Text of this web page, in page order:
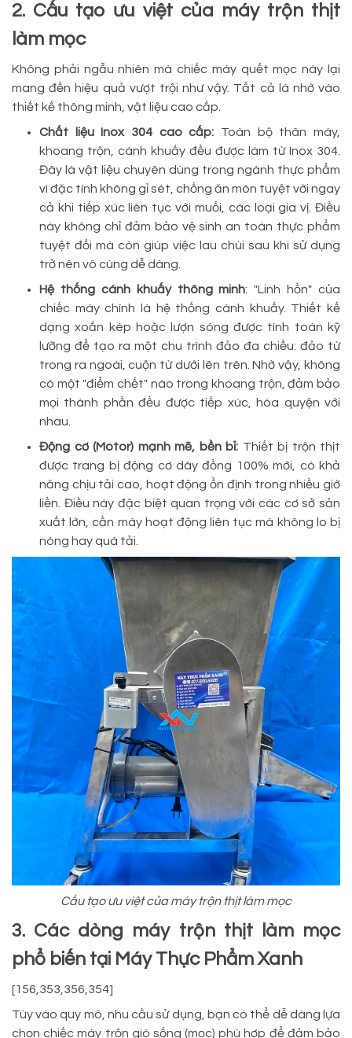
2. Cấu tạo ưu việt của máy trộn thịt
làm mọc
Không phải ngẫu nhiên mà chiếc máy quết mọc này lại
mang đến hiệu quả vượt trội như vậy. Tất cả là nhờ vào
thiết kế thông minh, vật liệu cao cấp.
Chất liệu Inox 304 cao cấp: Toàn bộ thân máy,
khoang trộn, cánh khuấy đều được làm từ Inox 304.
Đây là vật liệu chuyên dùng trong ngành thực phẩm
vì đặc tính không gỉ sét, chống ăn mòn tuyệt vời ngay
cả khi tiếp xúc liên tục với muối, các loại gia vị. Điều
này không chỉ đảm bảo vệ sinh an toàn thực phẩm
tuyệt đối mà còn giúp việc lau chùi sau khi sử dụng
trở nên vô cùng dễ dàng.
Hệ thống cánh khuấy thông minh: "Linh hồn" của
chiếc máy chính là hệ thống cánh khuấy. Thiết kế
dạng xoắn kép hoặc lượn sóng được tính toán kỹ
lưỡng để tạo ra một chu trình đảo đa chiều: đảo từ
trong ra ngoài, cuộn từ dưới lên trên. Nhờ vậy, không
có một "điểm chết" nào trong khoang trộn, đảm bảo
mọi thành phần đều được tiếp xúc, hòa quyện với
nhau.
Động cơ (Motor) mạnh mẽ, bền bỉ: Thiết bị trộn thịt
được trang bị động cơ dây đồng 100% mới, có khả
năng chịu tải cao, hoạt động ổn định trong nhiều giờ
liền. Điều này đặc biệt quan trọng với các cơ sở sản
xuất lớn, cần máy hoạt động liên tục mà không lo bị
nóng hay quá tải.
Cấu tạo ưu việt của máy trộn thịt làm mọc
3. Các dòng máy trộn thịt làm mọc
phổ biến tại Máy Thực Phẩm Xanh
[156,353,356,354]
Tùy vào quy mô, nhu cầu sử dụng, bạn có thể dễ dàng lựa
chọn chiếc máy trộn giò sống (mọc) phù hợp để đảm bảo